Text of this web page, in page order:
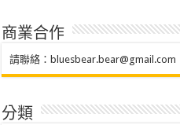
商業合作
請聯絡： bluesbear.bear@gmail.com
分類